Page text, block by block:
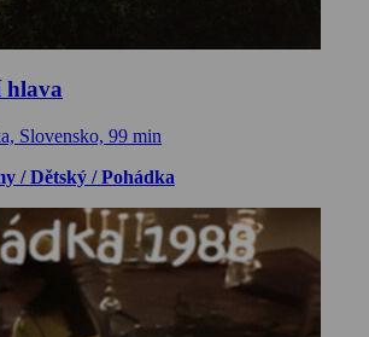
hlava
Slovensko, 99 min
/ Dětský / Pohádka